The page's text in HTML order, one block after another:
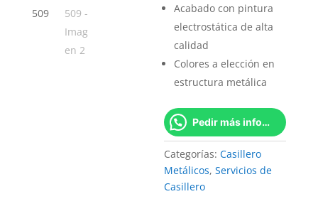
Acabado con pintura
electrostática de alta
calidad
Colores a elección en
estructura metálica
Pedir más información
Categorías:Casillero
Metálicos,Servicios de
Casillero